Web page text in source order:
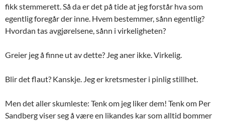
fikk stemmerett. Så da er det på tide at jeg forstår hva som
egentlig foregår der inne. Hvem bestemmer, sånn egentlig?
Hvordan tas avgjørelsene, sånn i virkeligheten?
Greier jeg å finne ut av dette? Jeg aner ikke. Virkelig.
Blir det flaut? Kanskje. Jeg er kretsmester i pinlig stillhet.
Men det aller skumleste: Tenk om jeg liker dem! Tenk om Per
Sandberg viser seg å være en likandes kar som alltid bommer